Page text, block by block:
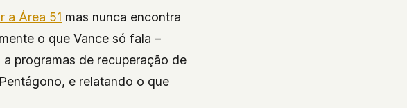
a Área 51 mas nunca encontra
o que Vance só fala –
programas de recuperação de
e relatando o que